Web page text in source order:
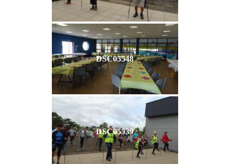
DSC05548
DSC05539